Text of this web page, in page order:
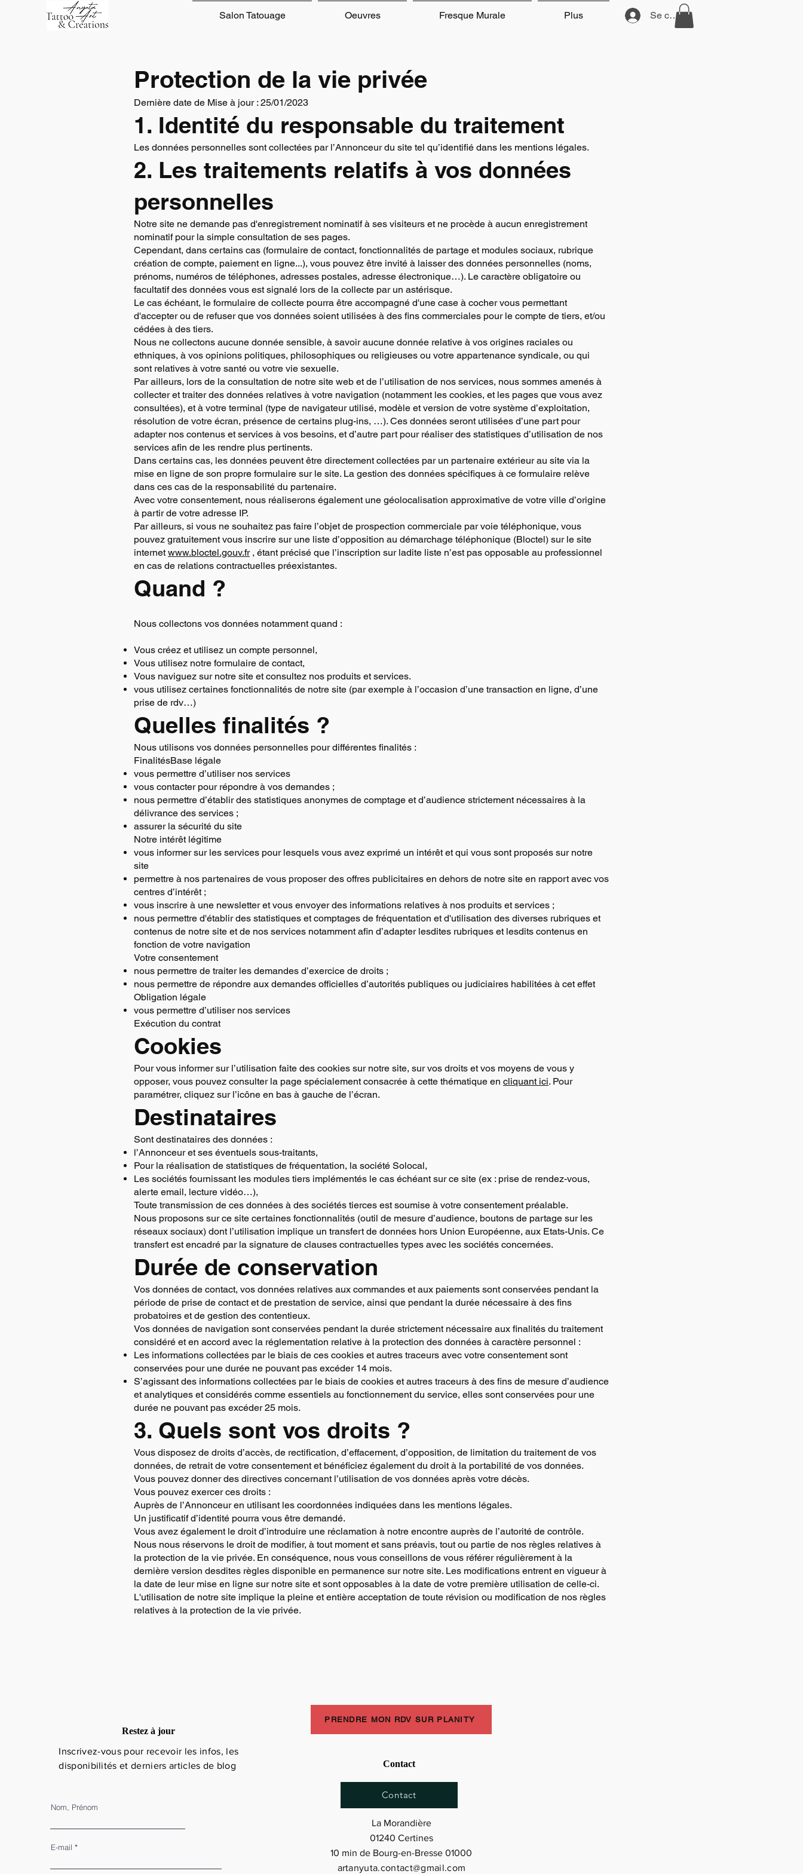
Salon Tatouage Oeuvres Fresque Murale Plus Se connecter
Protection de la vie privée
Dernière date de Mise à jour : 25/01/2023
1. Identité du responsable du traitement
Les données personnelles sont collectées par l’Annonceur du site tel qu’identifié dans les mentions légales.
2. Les traitements relatifs à vos données
personnelles
Notre site ne demande pas d'enregistrement nominatif à ses visiteurs et ne procède à aucun enregistrement
nominatif pour la simple consultation de ses pages.
Cependant, dans certains cas (formulaire de contact, fonctionnalités de partage et modules sociaux, rubrique
création de compte, paiement en ligne...), vous pouvez être invité à laisser des données personnelles (noms,
prénoms, numéros de téléphones, adresses postales, adresse électronique…). Le caractère obligatoire ou
facultatif des données vous est signalé lors de la collecte par un astérisque.
Le cas échéant, le formulaire de collecte pourra être accompagné d'une case à cocher vous permettant
d'accepter ou de refuser que vos données soient utilisées à des fins commerciales pour le compte de tiers, et/ou
cédées à des tiers.
Nous ne collectons aucune donnée sensible, à savoir aucune donnée relative à vos origines raciales ou
ethniques, à vos opinions politiques, philosophiques ou religieuses ou votre appartenance syndicale, ou qui
sont relatives à votre santé ou votre vie sexuelle.
Par ailleurs, lors de la consultation de notre site web et de l’utilisation de nos services, nous sommes amenés à
collecter et traiter des données relatives à votre navigation (notamment les cookies, et les pages que vous avez
consultées), et à votre terminal (type de navigateur utilisé, modèle et version de votre système d’exploitation,
résolution de votre écran, présence de certains plug-ins, …). Ces données seront utilisées d’une part pour
adapter nos contenus et services à vos besoins, et d’autre part pour réaliser des statistiques d’utilisation de nos
services afin de les rendre plus pertinents.
Dans certains cas, les données peuvent être directement collectées par un partenaire extérieur au site via la
mise en ligne de son propre formulaire sur le site. La gestion des données spécifiques à ce formulaire relève
dans ces cas de la responsabilité du partenaire.
Avec votre consentement, nous réaliserons également une géolocalisation approximative de votre ville d’origine
à partir de votre adresse IP.
Par ailleurs, si vous ne souhaitez pas faire l’objet de prospection commerciale par voie téléphonique, vous
pouvez gratuitement vous inscrire sur une liste d’opposition au démarchage téléphonique (Bloctel) sur le site
internetwww.bloctel.gouv.fr, étant précisé que l’inscription sur ladite liste n’est pas opposable au professionnel
en cas de relations contractuelles préexistantes.
Quand ?
Nous collectons vos données notamment quand :
Vous créez et utilisez un compte personnel,
Vous utilisez notre formulaire de contact,
Vous naviguez sur notre site et consultez nos produits et services.
vous utilisez certaines fonctionnalités de notre site (par exemple à l’occasion d’une transaction en ligne, d’une
prise de rdv…)
Quelles finalités ?
Nous utilisons vos données personnelles pour différentes finalités :
FinalitésBase légale
vous permettre d’utiliser nos services
vous contacter pour répondre à vos demandes ;
nous permettre d’établir des statistiques anonymes de comptage et d’audience strictement nécessaires à la
délivrance des services ;
assurer la sécurité du site
Notre intérêt légitime
vous informer sur les services pour lesquels vous avez exprimé un intérêt et qui vous sont proposés sur notre
site
permettre à nos partenaires de vous proposer des offres publicitaires en dehors de notre site en rapport avec vos
centres d’intérêt ;
vous inscrire à une newsletter et vous envoyer des informations relatives à nos produits et services ;
nous permettre d'établir des statistiques et comptages de fréquentation et d'utilisation des diverses rubriques et
contenus de notre site et de nos services notamment afin d’adapter lesdites rubriques et lesdits contenus en
fonction de votre navigation
Votre consentement
nous permettre de traiter les demandes d’exercice de droits ;
nous permettre de répondre aux demandes officielles d’autorités publiques ou judiciaires habilitées à cet effet
Obligation légale
vous permettre d’utiliser nos services
Exécution du contrat
Cookies
Pour vous informer sur l’utilisation faite des cookies sur notre site, sur vos droits et vos moyens de vous y
opposer, vous pouvez consulter la page spécialement consacrée à cette thématique en cliquant ici. Pour
paramétrer, cliquez sur l’icône en bas à gauche de l’écran.
Destinataires
Sont destinataires des données :
l’Annonceur et ses éventuels sous-traitants,
Pour la réalisation de statistiques de fréquentation, la société Solocal,
Les sociétés fournissant les modules tiers implémentés le cas échéant sur ce site (ex : prise de rendez-vous,
alerte email, lecture vidéo…),
Toute transmission de ces données à des sociétés tierces est soumise à votre consentement préalable.
Nous proposons sur ce site certaines fonctionnalités (outil de mesure d’audience, boutons de partage sur les
réseaux sociaux) dont l’utilisation implique un transfert de données hors Union Européenne, aux Etats-Unis. Ce
transfert est encadré par la signature de clauses contractuelles types avec les sociétés concernées.
Durée de conservation
Vos données de contact, vos données relatives aux commandes et aux paiements sont conservées pendant la
période de prise de contact et de prestation de service, ainsi que pendant la durée nécessaire à des fins
probatoires et de gestion des contentieux.
Vos données de navigation sont conservées pendant la durée strictement nécessaire aux finalités du traitement
considéré et en accord avec la réglementation relative à la protection des données à caractère personnel :
Les informations collectées par le biais de ces cookies et autres traceurs avec votre consentement sont
conservées pour une durée ne pouvant pas excéder 14 mois.
S’agissant des informations collectées par le biais de cookies et autres traceurs à des fins de mesure d’audience
et analytiques et considérés comme essentiels au fonctionnement du service, elles sont conservées pour une
durée ne pouvant pas excéder 25 mois.
3. Quels sont vos droits ?
Vous disposez de droits d’accès, de rectification, d’effacement, d’opposition, de limitation du traitement de vos
données, de retrait de votre consentement et bénéficiez également du droit à la portabilité de vos données.
Vous pouvez donner des directives concernant l’utilisation de vos données après votre décès.
Vous pouvez exercer ces droits :
Auprès de l’Annonceur en utilisant les coordonnées indiquées dans les mentions légales.
Un justificatif d’identité pourra vous être demandé.
Vous avez également le droit d’introduire une réclamation à notre encontre auprès de l’autorité de contrôle.
Nous nous réservons le droit de modifier, à tout moment et sans préavis, tout ou partie de nos règles relatives à
la protection de la vie privée. En conséquence, nous vous conseillons de vous référer régulièrement à la
dernière version desdites règles disponible en permanence sur notre site. Les modifications entrent en vigueur à
la date de leur mise en ligne sur notre site et sont opposables à la date de votre première utilisation de celle-ci.
L'utilisation de notre site implique la pleine et entière acceptation de toute révision ou modification de nos règles
relatives à la protection de la vie privée.
Restez à jour
Inscrivez-vous pour recevoir les infos, les
disponibilités et derniers articles de blog
Nom, Prénom
E-mail
PRENDRE MON RDV SUR PLANITY
Contact
Contact
La Morandière
01240 Certines
10 min de Bourg-en-Bresse 01000
artanyuta.contact@gmail.com